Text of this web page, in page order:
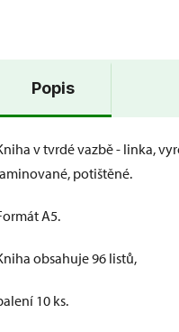
Popis
v tvrdé vazbě - linka,
potištěné.
A5.
obsahuje 96 listů,
10 ks.